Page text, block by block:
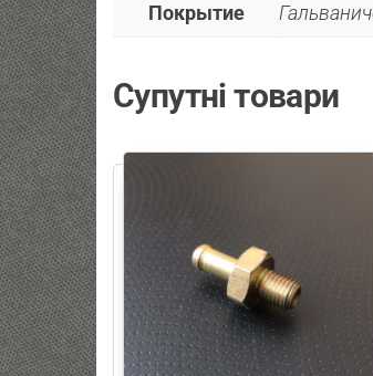
Покрытие
Супутні товари